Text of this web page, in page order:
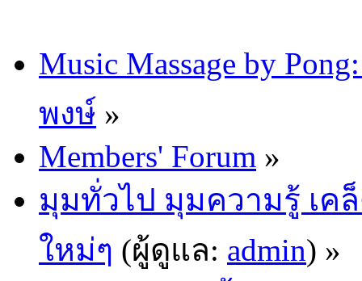
Music Massage by
พงษ์ »
Members' Forum »
มุมทั่วไป มุมความรู้ เค
ใหม่ๆ (ผู้ดูแล: admin) »